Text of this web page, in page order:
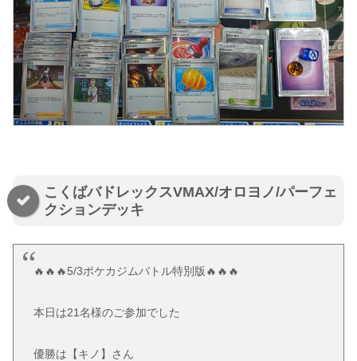
こくばバドレックスVMAX/オロヨノ/パーフェ
クションデッキ
🔥🔥🔥5/3ポケカジムバトル特別版🔥🔥🔥
本日は21名様のご参加でした
優勝は【キノ】さん